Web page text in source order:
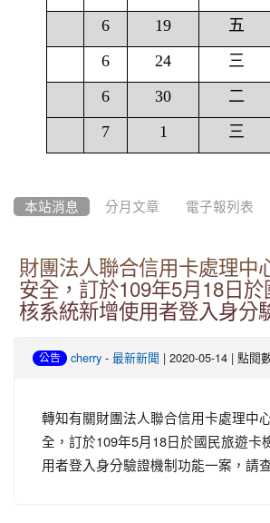
6
19 五
6
24 三
6
30 二
7
1 三
本站消息 分月文章 電子報列表
財團法人聯合信用卡處理中
安全，訂於109年5月18日
核系統新增使用者登入身分
公告 cherry - 最新新聞 | 2020-05-14 | 點閱
轉知有關財團法人聯合信用卡處理中
全，訂於109年5月18日於國民旅遊卡
用者登入身分驗證機制功能一案，請